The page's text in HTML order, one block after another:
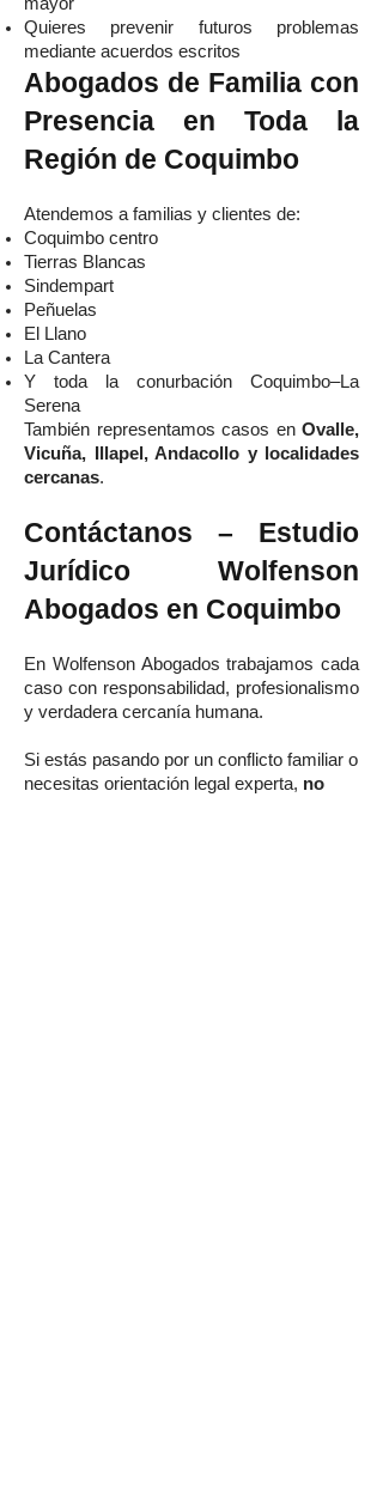
Quieres prevenir futuros problemas
mediante acuerdos escritos
Abogados de Familia con
Presencia en Toda la
Región de Coquimbo
Atendemos a familias y clientes de:
Coquimbo centro
Tierras Blancas
Sindempart
Peñuelas
El Llano
La Cantera
Y toda la conurbación Coquimbo–La
Serena
También representamos casos en Ovalle,
Vicuña, Illapel, Andacollo y localidades
cercanas.
Contáctanos – Estudio
Jurídico Wolfenson
Abogados en Coquimbo
En Wolfenson Abogados trabajamos cada
caso con responsabilidad, profesionalismo
y verdadera cercanía humana.
Si estás pasando por un conflicto familiar o
necesitas orientación legal experta, no